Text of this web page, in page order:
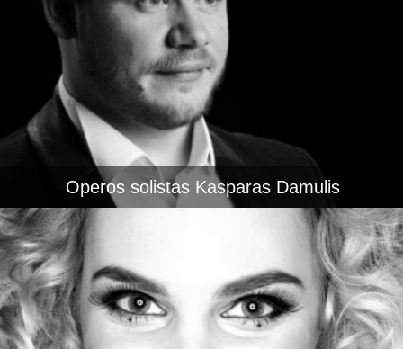
Operos solistas Kasparas Damulis